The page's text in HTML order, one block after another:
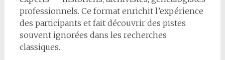
professionnels. Ce format enrichit l’expérience
des participants et fait découvrir des pistes
souvent ignorées dans les recherches
classiques.